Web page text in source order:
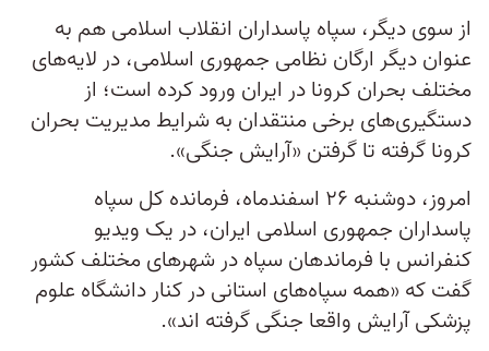
از سوی دیگر، سپاه پاسداران انقلاب اسلامی هم به
عنوان دیگر ارگان نظامی جمهوری اسلامی، در لایه‌های
مختلف بحران کرونا در ایران ورود کرده است؛ از
دستگیری‌های برخی منتقدان به شرایط مدیریت بحران
کرونا گرفته تا گرفتن «آرایش جنگی».
امروز، دوشنبه ۲۶ اسفندماه، فرمانده کل سپاه
پاسداران جمهوری اسلامی ایران، در یک ویدیو
کنفرانس با فرماندهان سپاه در شهرهای مختلف کشور
گفت که «همه سپاه‌های استانی در کنار دانشگاه علوم
پزشکی آرایش واقعا جنگی گرفته اند».